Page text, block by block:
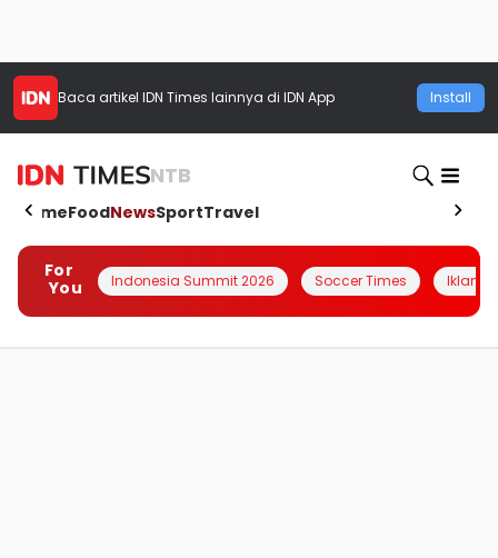
Baca artikel IDN Times lainnya di IDN App Install
NTB
HomeFoodNewsSportTravel
For
You
Indonesia Summit 2026 Soccer Times Iklanin